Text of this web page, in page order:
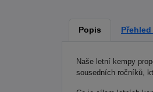
Popis
Naše letní kempy
sousedních ročníků,